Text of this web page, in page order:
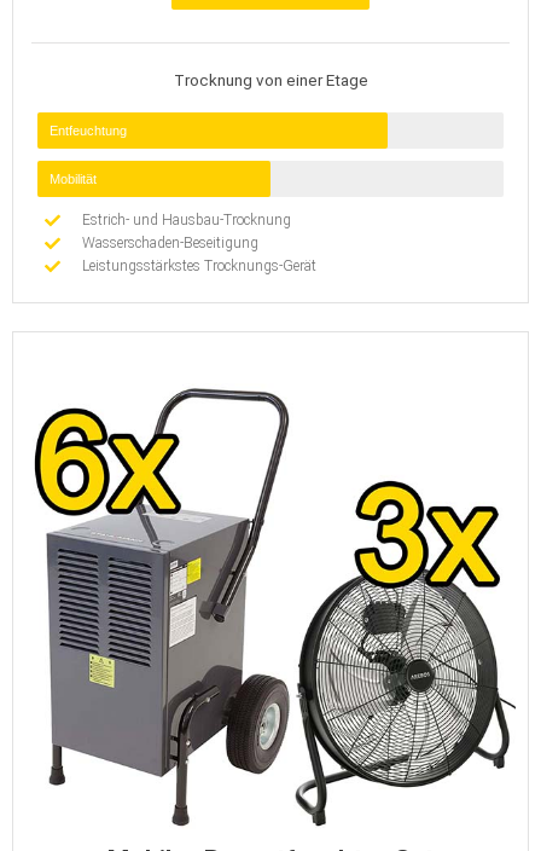
Trocknung von einer Etage
Entfeuchtung
Mobilität
Estrich- und Hausbau-Trocknung
Wasserschaden-Beseitigung
Leistungsstärkstes Trocknungs-Gerät